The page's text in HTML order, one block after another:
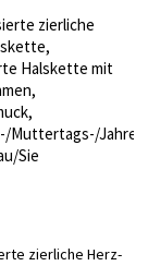
zierliche Herz-